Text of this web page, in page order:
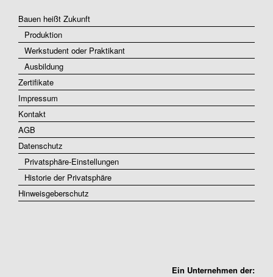
Bauen heißt Zukunft
Produktion
Werkstudent oder Praktikant
Ausbildung
Zertifikate
Impressum
Kontakt
AGB
Datenschutz
Privatsphäre-Einstellungen
Historie der Privatsphäre
Hinweisgeberschutz
Ein Unternehmen der: